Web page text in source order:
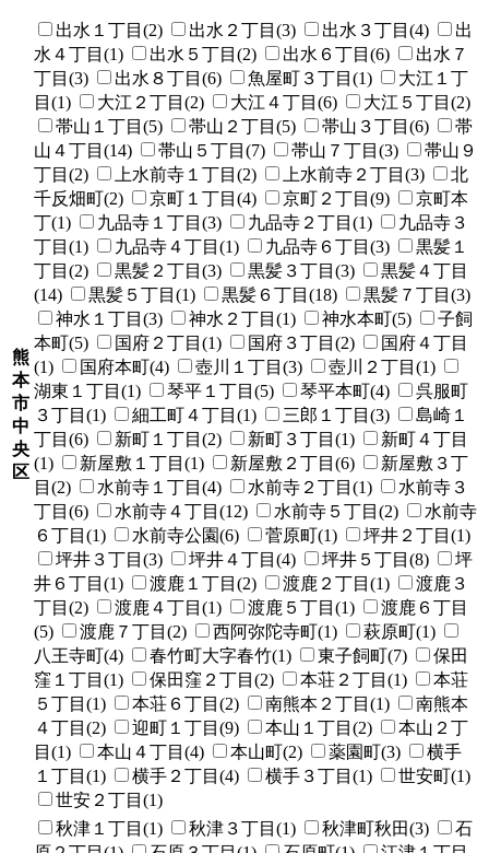
熊
本
市
中
央
区
出水１丁目(2) 出水２丁目(3) 出水３丁目(4)
出
水４丁目(1)
出水５丁目(2) 出水６丁目(6)
出水７
丁目(3)
出水８丁目(6) 魚屋町３丁目(1)
大江１丁
目(1)
大江２丁目(2) 大江４丁目(6)
大江５丁目(2)
帯山１丁目(5)
帯山２丁目(5) 帯山３丁目(6)
帯
山４丁目(14)
帯山５丁目(7) 帯山７丁目(3)
帯山９
丁目(2)
上水前寺１丁目(2) 上水前寺２丁目(3)
北
千反畑町(2)
京町１丁目(4) 京町２丁目(9)
京町本
丁(1)
九品寺１丁目(3) 九品寺２丁目(1)
九品寺３
丁目(1)
九品寺４丁目(1) 九品寺６丁目(3)
黒髪１
丁目(2)
黒髪２丁目(3) 黒髪３丁目(3)
黒髪４丁目
(14)
黒髪５丁目(1) 黒髪６丁目(18)
黒髪７丁目(3)
神水１丁目(3)
神水２丁目(1) 神水本町(5)
子飼
本町(5)
国府２丁目(1) 国府３丁目(2)
国府４丁目
(1)
国府本町(4) 壺川１丁目(3)
壺川２丁目(1)
湖東１丁目(1)
琴平１丁目(5) 琴平本町(4)
呉服町
３丁目(1)
細工町４丁目(1) 三郎１丁目(3)
島崎１
丁目(6)
新町１丁目(2) 新町３丁目(1)
新町４丁目
(1)
新屋敷１丁目(1) 新屋敷２丁目(6)
新屋敷３丁
目(2)
水前寺１丁目(4) 水前寺２丁目(1)
水前寺３
丁目(6)
水前寺４丁目(12) 水前寺５丁目(2)
水前寺
６丁目(1)
水前寺公園(6) 菅原町(1)
坪井２丁目(1)
坪井３丁目(3)
坪井４丁目(4) 坪井５丁目(8)
坪
井６丁目(1)
渡鹿１丁目(2) 渡鹿２丁目(1)
渡鹿３
丁目(2)
渡鹿４丁目(1) 渡鹿５丁目(1)
渡鹿６丁目
(5)
渡鹿７丁目(2) 西阿弥陀寺町(1)
萩原町(1)
八王寺町(4)
春竹町大字春竹(1) 東子飼町(7)
保田
窪１丁目(1)
保田窪２丁目(2) 本荘２丁目(1)
本荘
５丁目(1)
本荘６丁目(2) 南熊本２丁目(1)
南熊本
４丁目(2)
迎町１丁目(9) 本山１丁目(2)
本山２丁
目(1)
本山４丁目(4) 本山町(2) 薬園町(3)
横手
１丁目(1)
横手２丁目(4) 横手３丁目(1)
世安町(1)
世安２丁目(1)
秋津１丁目(1)
秋津３丁目(1) 秋津町秋田(3)
石